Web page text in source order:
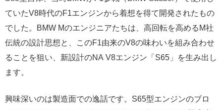
ていたV8時代のF1エンジンから着想を得て開発されたもの
でした。BMW Mのエンジニアたちは、高回転を高めるM社
伝統の設計思想と、このF1由来のV8の味わいを組み合わせ
ることを狙い、新設計のNA V8エンジン「S65」を生み出し
ます。
興味深いのは製造面での逸話です。S65型エンジンのブロ